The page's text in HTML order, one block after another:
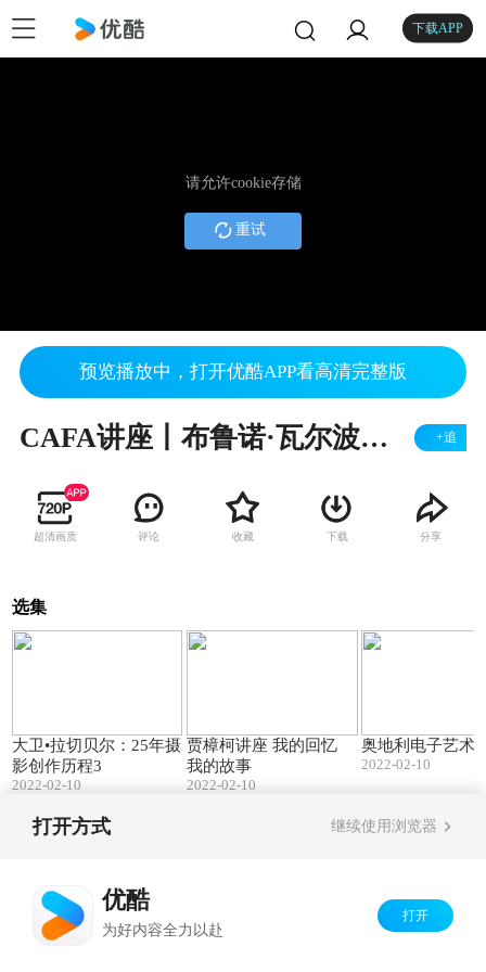
下载APP
请允许cookie存储
重试
预览播放中，打开优酷APP看高清完整版
CAFA讲座丨布鲁诺·瓦尔波特：入木 +追
超清画质 评论 收藏 下载 分享
选集
大卫•拉切贝尔：25年摄
影创作历程3
2022-02-10
贾樟柯讲座 我的回忆
我的故事
2022-02-10
奥地利电子艺术
2022-02-10
打开方式 继续使用浏览器
优酷
为好内容全力以赴
打开